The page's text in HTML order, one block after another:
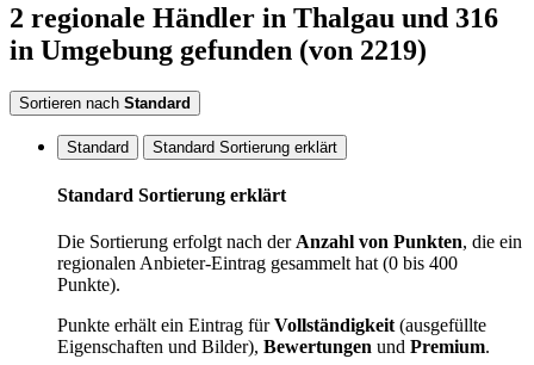
2 regionale Händler in Thalgau und 316
in Umgebung gefunden (von 2219)
Sortieren nach Standard
Standard Standard Sortierung erklärt
Standard Sortierung erklärt
Die Sortierung erfolgt nach der Anzahl von Punkten, die ein
regionalen Anbieter-Eintrag gesammelt hat (0 bis 400
Punkte).
Punkte erhält ein Eintrag fürVollständigkeit (ausgefüllte
Eigenschaften und Bilder), Bewertungen und Premium.